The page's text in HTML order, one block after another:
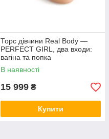
Торс дівчини Real Body —
PERFECT GIRL, два входи:
вагіна та попка
В наявності
15 999 ₴
Купити